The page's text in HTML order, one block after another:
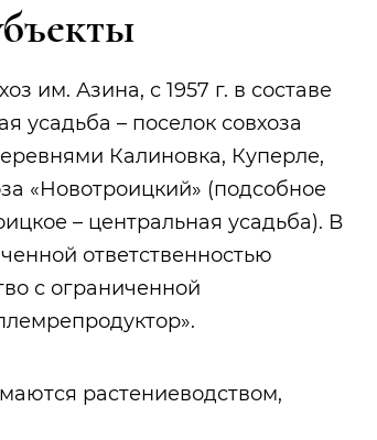
им. Азина, с 1957 г. в составе
усадьба – поселок совхоза
Калиновка, Куперле,
«Новотроицкий» (подсобное
– центральная усадьба). В
ответственностью
с ограниченной
растениеводством,